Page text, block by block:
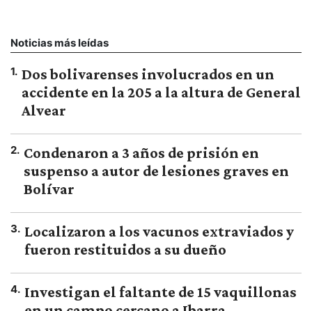
Noticias más leídas
1. Dos bolivarenses involucrados en un
accidente en la 205 a la altura de General
Alvear
2. Condenaron a 3 años de prisión en
suspenso a autor de lesiones graves en
Bolívar
3. Localizaron a los vacunos extraviados y
fueron restituidos a su dueño
4. Investigan el faltante de 15 vaquillonas